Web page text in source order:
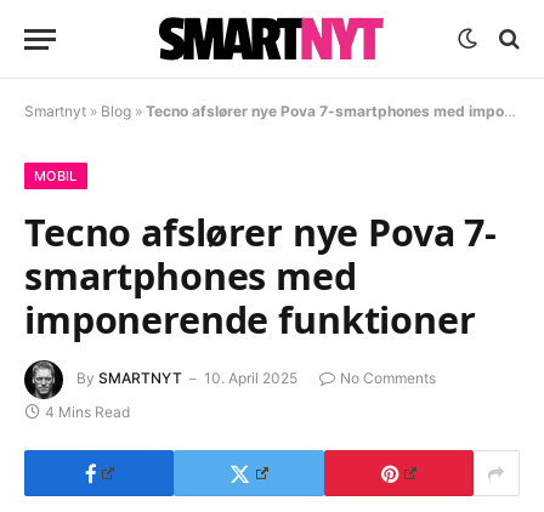
Smartnyt » Blog » Tecno afslører nye Pova 7-smartphones med imponerende funktioner
MOBIL
Tecno afslører nye Pova 7-
smartphones med
imponerende funktioner
By SMARTNYT 10. April 2025
No Comments
4 Mins Read